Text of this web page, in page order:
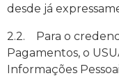
desde já
2.2. Para o
Pagamentos, o
Informações